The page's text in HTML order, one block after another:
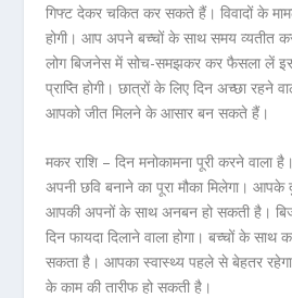
गिफ्ट देकर चकित कर सकते हैं। विवादों के
होगी। आप अपने बच्चों के साथ समय व्यतीत
लोग बिजनेस में सोच-समझकर कर फैसला लें
प्राप्ति होगी। छात्रों के लिए दिन अच्छा रहने
आपको जीत मिलने के आसार बन सकते हैं।
मकर राशि – दिन मनोकामना पूरी करने
अपनी छवि बनाने का पूरा मौका मिलेगा।
आपकी अपनों के साथ अनबन हो सकती है।
दिन फायदा दिलाने वाला होगा। बच्चों के साथ
सकता है। आपका स्वास्थ्य पहले से बेहतर
के काम की तारीफ हो सकती है।